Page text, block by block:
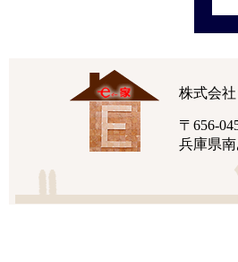
株式会社
〒656-
兵庫県